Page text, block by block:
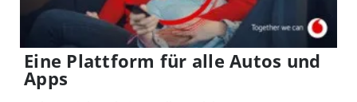
Eine Plattform für alle Autos und
Apps